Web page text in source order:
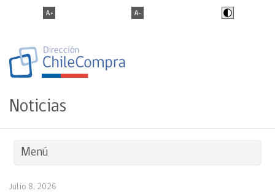
Noticias
Menú
Julio 8, 2026